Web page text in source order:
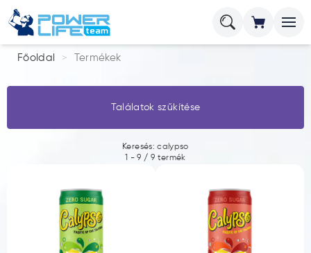
Főoldal Termékek
Találatok szűkítése
Keresés: calypso
1 -9 / 9 termék